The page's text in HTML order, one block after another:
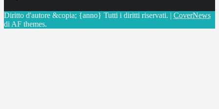
Diritto d'autore &copia; {anno} Tutti i diritti riservati. | CoverNews
di AF themes.